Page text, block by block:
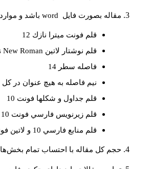
مقاله بصورت فايل word باشد و
قلم فونت ميترا نازك 12
قلم نوشتار لاتين New Roman
فاصله سطر 14
نيم فاصله به هيچ عنوان در
قلم جداول و شكلها فونت 10
قلم زيرنويس فارسي فونت 10 و لاتين فونت 8
قلم منابع فارسي 10 و لاتين فونت 9
حجم کل مقاله با احتساب تمام بخش‌های مذکور در بند ۲، بین